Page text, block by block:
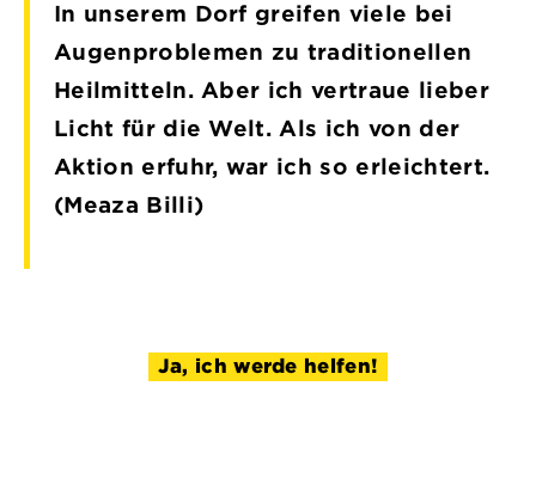
In unserem Dorf greifen viele bei
Augenproblemen zu traditionellen
Heilmitteln. Aber ich vertraue lieber
Licht für die Welt. Als ich von der
Aktion erfuhr, war ich so erleichtert.
(Meaza Billi)
Ja, ich werde helfen!